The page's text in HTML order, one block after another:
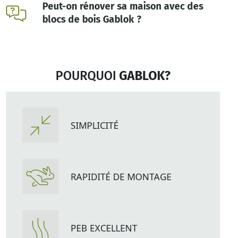
POURQUOI GABLOK?
SIMPLICITÉ
RAPIDITÉ DE MONTAGE
PEB EXCELLENT
Peut-on rénover sa maison avec des
blocs de bois Gablok ?